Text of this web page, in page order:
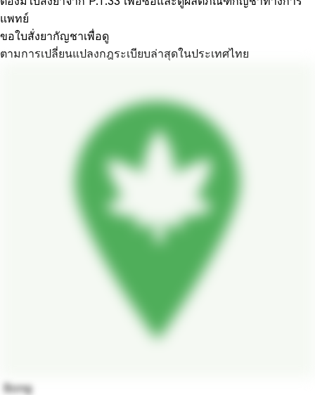
แพทย์
ขอใบสั่งยากัญชาเพื่อดู
ตามการเปลี่ยนแปลงกฎระเบียบล่าสุดในประเทศไทย
Bong